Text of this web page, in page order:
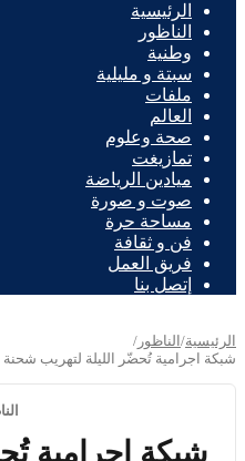
الرئيسية
الناظور
وطنية
سبتة و مليلية
ملفات
العالم
صحة وعلوم
تمازيغت
ميادين الرياضة
صوت و صورة
مساحة حرة
فن و ثقافة
فريق العمل
إتصل بنا
الرئيسية/ الناظور /
شبكة اجرامية تُحضّر الليلة لتهريب
شبكة اجرامية